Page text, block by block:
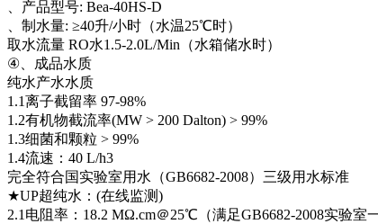
、产品型号: Bea-40HS-D
、制水量: ≥40升/小时（水温25℃时）
取水流量 RO水1.5-2.0L/Min（水箱储水时）
④、成品水质
纯水产水水质
1.1离子截留率 97-98%
1.2有机物截流率(MW > 200 Dalton) > 99%
1.3细菌和颗粒 > 99%
1.4流速：40 L/h3
完全符合国实验室用水（GB6682-2008）三级用水标准
★UP超纯水：(在线监测)
2.1电阻率：18.2 MΩ.cm＠25℃（满足GB6682-2008实验室